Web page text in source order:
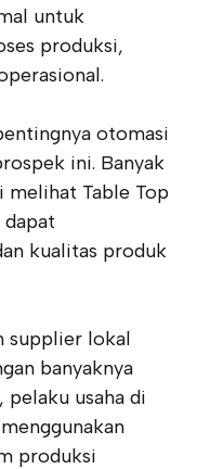
untuk
produksi,
otomasi
ini. Banyak
melihat Table Top
dapat
kualitas produk
supplier lokal
banyaknya
pelaku usaha di
produksi